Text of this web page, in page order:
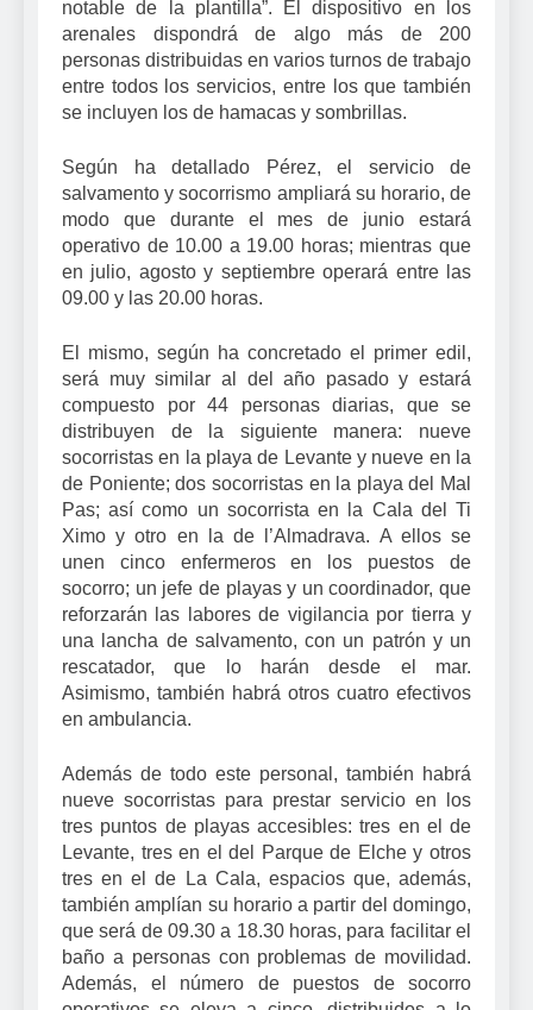
notable de la plantilla”. El dispositivo en los
arenales dispondrá de algo más de 200
personas distribuidas en varios turnos de trabajo
entre todos los servicios, entre los que también
se incluyen los de hamacas y sombrillas.
Según ha detallado Pérez, el servicio de
salvamento y socorrismo ampliará su horario, de
modo que durante el mes de junio estará
operativo de 10.00 a 19.00 horas; mientras que
en julio, agosto y septiembre operará entre las
09.00 y las 20.00 horas.
El mismo, según ha concretado el primer edil,
será muy similar al del año pasado y estará
compuesto por 44 personas diarias, que se
distribuyen de la siguiente manera: nueve
socorristas en la playa de Levante y nueve en la
de Poniente; dos socorristas en la playa del Mal
Pas; así como un socorrista en la Cala del Ti
Ximo y otro en la de l’Almadrava. A ellos se
unen cinco enfermeros en los puestos de
socorro; un jefe de playas y un coordinador, que
reforzarán las labores de vigilancia por tierra y
una lancha de salvamento, con un patrón y un
rescatador, que lo harán desde el mar.
Asimismo, también habrá otros cuatro efectivos
en ambulancia.
Además de todo este personal, también habrá
nueve socorristas para prestar servicio en los
tres puntos de playas accesibles: tres en el de
Levante, tres en el del Parque de Elche y otros
tres en el de La Cala, espacios que, además,
también amplían su horario a partir del domingo,
que será de 09.30 a 18.30 horas, para facilitar el
baño a personas con problemas de movilidad.
Además, el número de puestos de socorro